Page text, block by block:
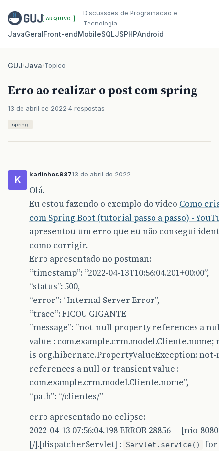
ARQUIVO
Discussoes de Programacao e
Tecnologia
JavaGeralFront‑endMobileSQLJSPHPAndroid
GUJ/Java/Topico
Erro ao realizar o post com spring
13 de abril de 2022 4 respostas
spring
K
karlinhos98713 de abril de 2022
Olá.
Eu estou fazendo o exemplo do vídeo Como
com Spring Boot (tutorial passo a passo) -
apresentou um erro que eu não consegui
como corrigir.
Erro apresentado no postman:
“timestamp”: “2022-04-13T10:56:04.201+00:00”,
“status”: 500,
“error”: “Internal Server Error”,
“trace”: FICOU GIGANTE
“message”: “not-null property references a
value : com.example.crm.model.Cliente.nome;
is org.hibernate.PropertyValueException:
references a null or transient value :
com.example.crm.model.Cliente.nome”,
“path”: “/clientes/”
erro apresentado no eclipse:
2022-04-13 07:56:04.198 ERROR 28856 — [nio-
[/].[dispatcherServlet] :
Servlet.service()
for